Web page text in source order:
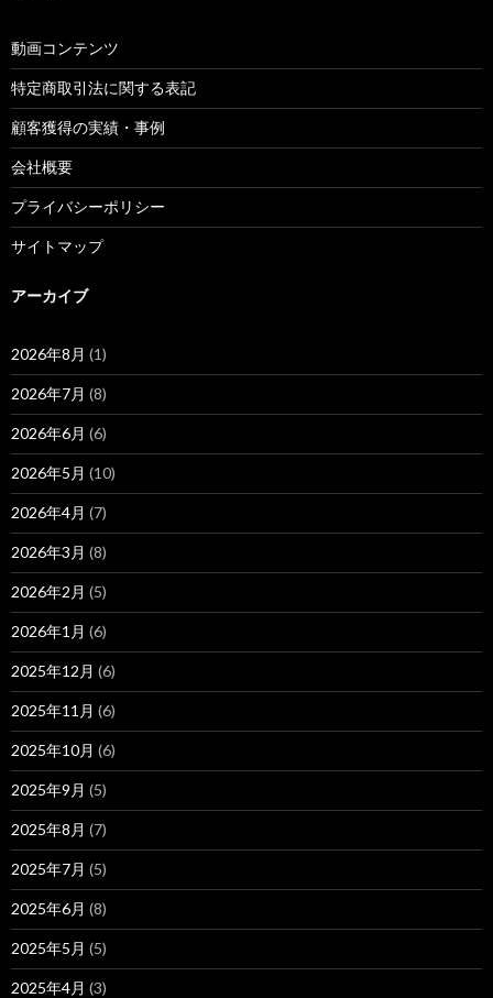
動画コンテンツ
特定商取引法に関する表記
顧客獲得の実績・事例
会社概要
プライバシーポリシー
サイトマップ
アーカイブ
2026年8月 (1)
2026年7月 (8)
2026年6月 (6)
2026年5月 (10)
2026年4月 (7)
2026年3月 (8)
2026年2月 (5)
2026年1月 (6)
2025年12月 (6)
2025年11月 (6)
2025年10月 (6)
2025年9月 (5)
2025年8月 (7)
2025年7月 (5)
2025年6月 (8)
2025年5月 (5)
2025年4月 (3)